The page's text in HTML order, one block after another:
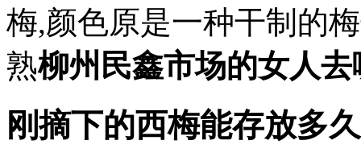
梅,颜色原是一种干制的
熟柳州民鑫市场的女人去
刚摘下的西梅能存放多